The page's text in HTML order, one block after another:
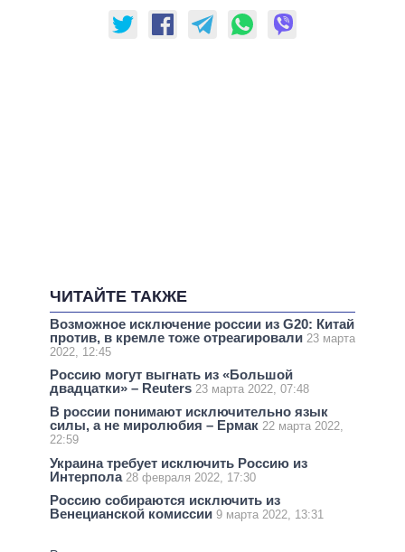
ЧИТАЙТЕ ТАКЖЕ
Возможное исключение россии из G20: Китай
против, в кремле тоже отреагировали 23 марта
2022, 12:45
Россию могут выгнать из «Большой
двадцатки» – Reuters 23 марта 2022, 07:48
В россии понимают исключительно язык
силы, а не миролюбия – Ермак 22 марта 2022,
22:59
Украина требует исключить Россию из
Интерпола 28 февраля 2022, 17:30
Россию собираются исключить из
Венецианской комиссии 9 марта 2022, 13:31